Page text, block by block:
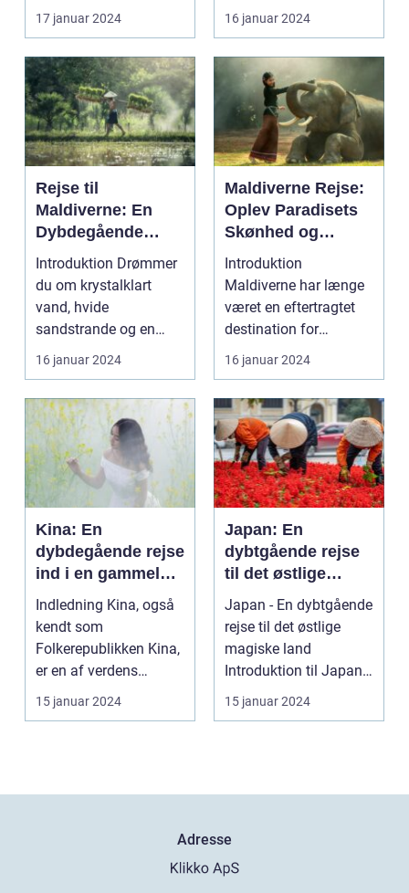
blanding af g...
17 januar 2024
tiltrukket rejsende...
16 januar 2024
Rejse til
Maldiverne: En
Dybdegående
Oplevelse af
Paradis
Introduktion Drømmer
du om krystalklart
vand, hvide
sandstrande og en
afslappende
atmosfære? Så er e...
16 januar 2024
Maldiverne Rejse:
Oplev Paradisets
Skønhed og
Historie
Introduktion
Maldiverne har længe
været en eftertragtet
destination for
rejsende, der søger en
oase...
16 januar 2024
Kina: En
dybdegående rejse
ind i en gammel
kultur
Indledning Kina, også
kendt som
Folkerepublikken Kina,
er en af verdens
ældste og mest
befolkede na...
15 januar 2024
Japan: En
dybtgående rejse
til det østlige
magiske land
Japan - En dybtgående
rejse til det østlige
magiske land
Introduktion til Japan
Japan, et land be...
15 januar 2024
Adresse